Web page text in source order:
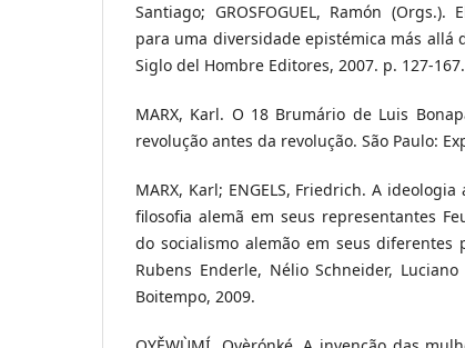
Santiago; GROSFOGUEL, Ramón
para uma diversidade epistémica más allá
Siglo del Hombre Editores, 2007. p. 127-167.
MARX, Karl. O 18 Brumário de Luis
revolução antes da revolução. São Paulo:
MARX, Karl; ENGELS, Friedrich. A
filosofia alemã em seus representantes
do socialismo alemão em seus diferentes
Rubens Enderle, Nélio Schneider,
Boitempo, 2009.